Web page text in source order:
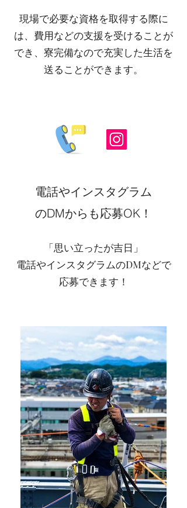
​現場で必要な資格を取得する際に
は、費用などの支援を受けることが
でき、寮完備なので充実した生活を
送ることができます。
電話やインスタグラム
のDMからも応募OK！
​「思い立ったが吉日」
電話やインスタグラムのDMなどで
応募できます！